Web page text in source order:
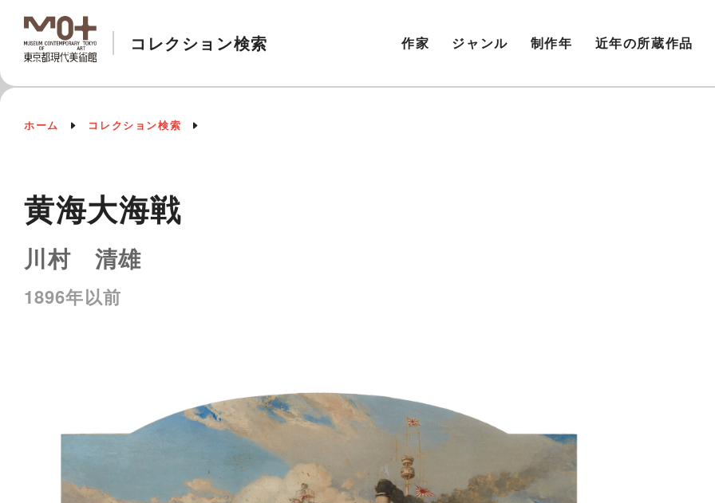
コレクション検索 作家 ジャンル 制作年 近年の所蔵作品
ホーム コレクション検索
黄海大海戦
川村 清雄
1896年以前